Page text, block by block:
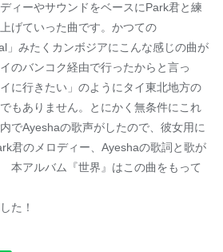
ィーやサウンドをベースにPark君と練
げていった曲です。かつての
」みたくカンボジアにこんな感じの曲が
のバンコク経由で行ったからと言っ
に行きたい」のようにタイ東北地方の
もありません。とにかく無条件にこれ
でAyeshaの歌声がしたので、彼女用に
君のメロディー、Ayeshaの歌詞と歌が
本アルバム『世界』はこの曲をもって
た！